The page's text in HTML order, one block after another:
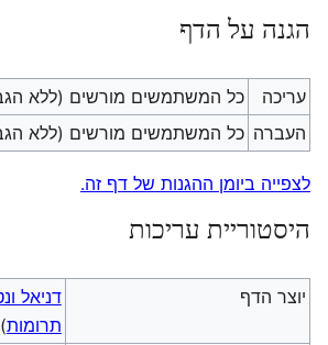
הגנה על הדף
עריכה
כל המשתמשים מורשים (ללא
העברה כל המשתמשים מורשים (ללא
לצפייה ביומן ההגנות של דף זה.
היסטוריית עריכות
יוצר הדף דניאל
תרומות)